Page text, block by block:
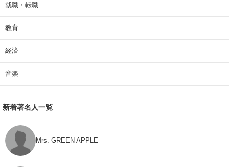
就職・転職
教育
経済
音楽
新着著名人一覧
Mrs. GREEN APPLE